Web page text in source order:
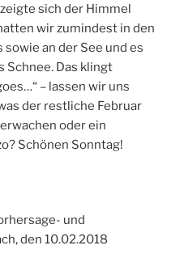
sich der Himmel
wir zumindest in den
an der See und es
Schnee. Das klingt
– lassen wir uns
der restliche Februar
oder ein
Schönen Sonntag!
und
den 10.02.2018